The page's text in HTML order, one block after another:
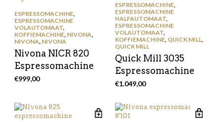
ESPRESSOMACHINE,
ESPRESSOMACHINE
VOLAUTOMAAT,
KOFFIEMACHINE, NIVONA
NIVONA NIVONA
Nivona NICR 820
Espressomachine
€999,00
ESPRESSOMACHINE,
ESPRESSOMACHINE
HALFAUTOMAAT,
ESPRESSOMACHINE
VOLAUTOMAAT,
KOFFIEMACHINE, QUICK MILL,
QUICK MILL
Quick Mill 3035
Espressomachine
€1.049,00